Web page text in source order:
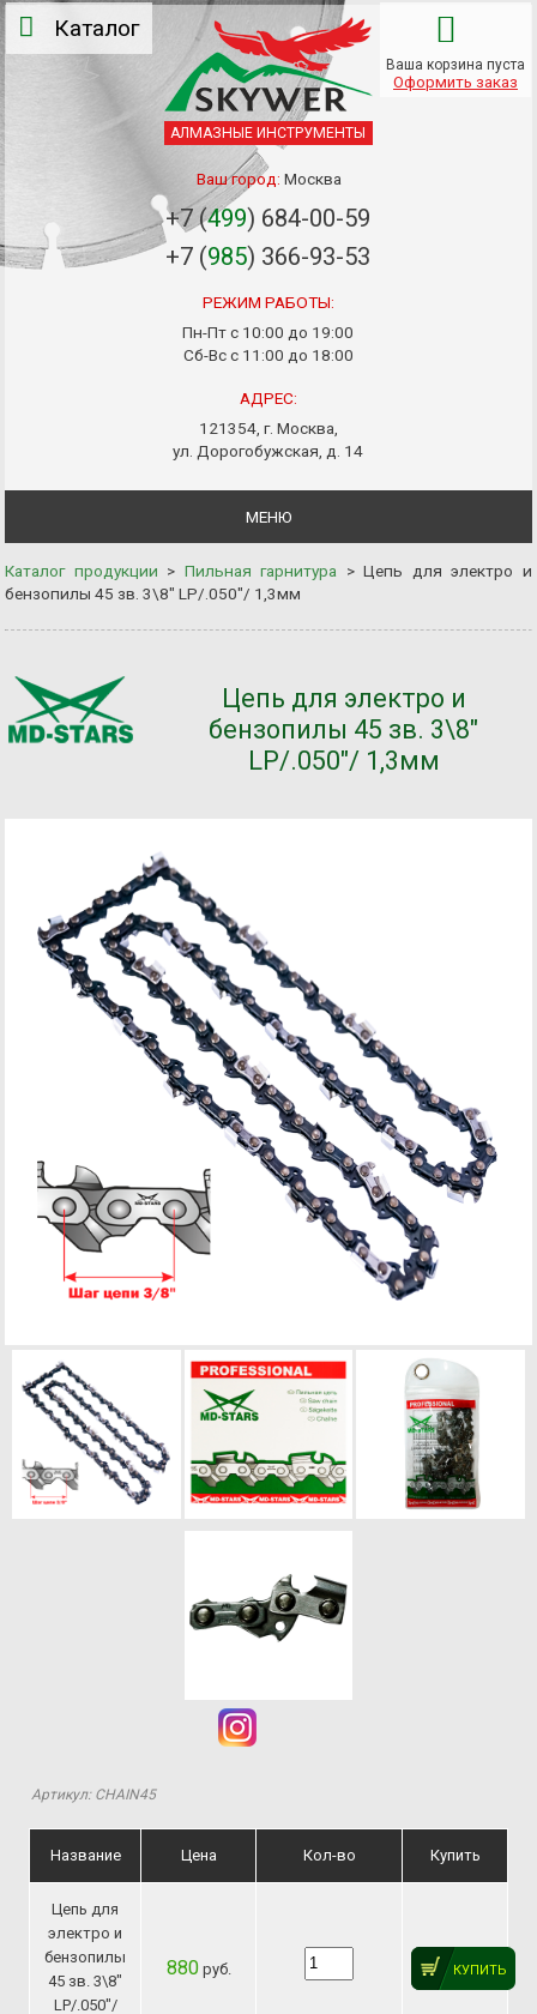
АЛМАЗНЫЕ ИНСТРУМЕНТЫ
Ваш город: Москва
+7 (499) 684-00-59
+7 (985) 366-93-53
РЕЖИМ РАБОТЫ:
Пн-Пт с 10:00 до 19:00
Сб-Вс с 11:00 до 18:00
АДРЕС:
121354, г. Москва,
ул. Дорогобужская, д. 14
Ваша корзина пуста
Оформить заказ
МЕНЮ
Каталог продукции > Пильная гарнитура >Цепь для электро и
бензопилы 45 зв. 3\8" LP/.050"/ 1,3мм
Цепь для электро и
бензопилы 45 зв. 3\8"
LP/.050"/ 1,3мм
Артикул: CHAIN45
Название Цена Кол-во Купить
Цепь для
электро и
бензопилы
45 зв. 3\8"
LP/.050"/
880руб. КУПИТЬ
Каталог